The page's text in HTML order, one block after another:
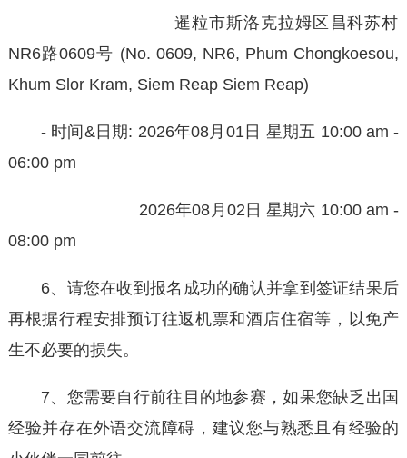
暹粒市‌斯洛克拉姆区‌昌科苏村‌
NR6路‌0609号 (No. 0609, NR6, Phum Chongkoesou,
Khum Slor Kram, Siem Reap Siem Reap)
- 时间&日期: 2026年08月01日 星期五 10:00 am -
06:00 pm
2026年08月02日 星期六 10:00 am -
08:00 pm
6、请您在收到报名成功的确认并拿到签证结果后
再根据行程安排预订往返机票和酒店住宿等，以免产
生不必要的损失。
7、您需要自行前往目的地参赛，如果您缺乏出国
经验并存在外语交流障碍，建议您与熟悉且有经验的